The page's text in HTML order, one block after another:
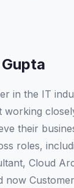
in the IT
working
their
roles,
Cloud
now